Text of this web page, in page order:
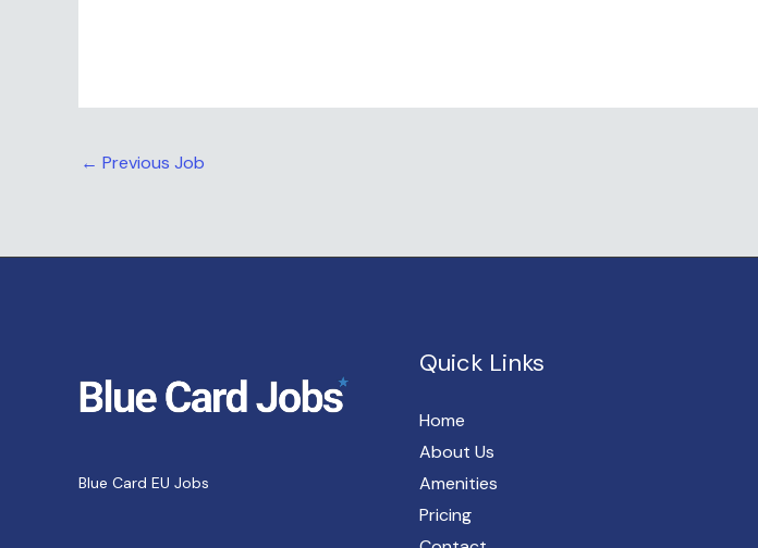
← Previous Job
Blue Card EU Jobs
Quick Links
Home
About Us
Amenities
Pricing